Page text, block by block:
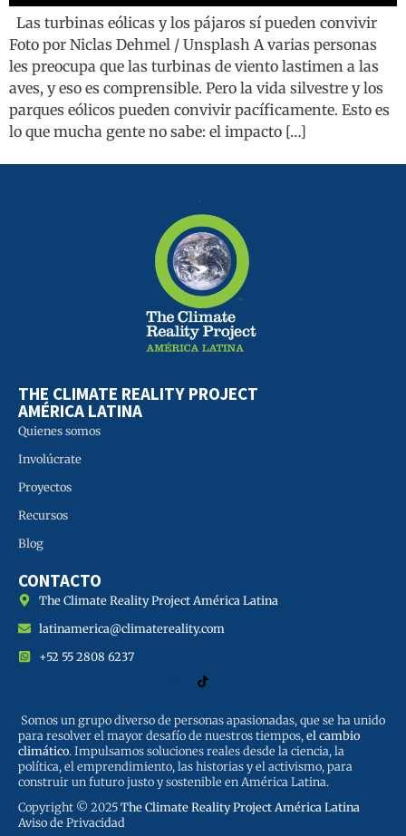
Las turbinas eólicas y los pájaros sí pueden convivir
Foto por Niclas Dehmel / Unsplash A varias personas
les preocupa que las turbinas de viento lastimen a las
aves, y eso es comprensible. Pero la vida silvestre y los
parques eólicos pueden convivir pacíficamente. Esto es
lo que mucha gente no sabe: el impacto […]
THE CLIMATE REALITY PROJECT
AMÉRICA LATINA
Quienes somos
Involúcrate
Proyectos
Recursos
Blog
CONTACTO
The Climate Reality Project América Latina
latinamerica@climatereality.com
+52 55 2808 6237
Somos un grupo diverso de personas apasionadas, que se ha unido
para resolver el mayor desafío de nuestros tiempos, el cambio
climático. Impulsamos soluciones reales desde la ciencia, la
política, el emprendimiento, las historias y el activismo, para
construir un futuro justo y sostenible en América Latina.
Copyright © 2025The Climate Reality Project América Latina
Aviso de Privacidad